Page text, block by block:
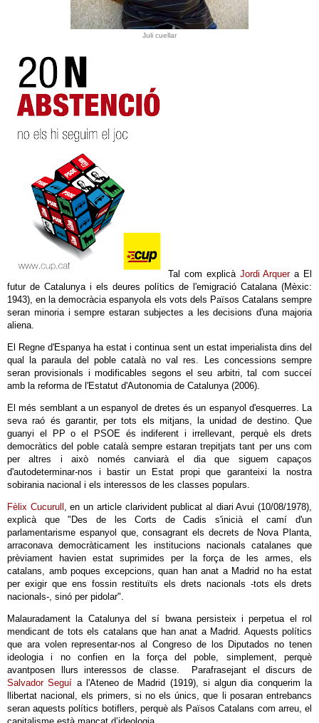
Juli cuellar
Tal com explicà Jordi Arquera El
futur de Catalunya i els deures polítics de l'emigració Catalana (Mèxic:
1943), en la democràcia espanyola els vots dels Països Catalans sempre
seran minoria i sempre estaran subjectes a les decisions d'una majoria
aliena.
El Regne d'Espanya ha estat i continua sent un estat imperialista dins del
qual la paraula del poble català no val res. Les concessions sempre
seran provisionals i modificables segons el seu arbitri, tal com succeí
amb la reforma de l'Estatut d'Autonomia de Catalunya (2006).
El més semblant a un espanyol de dretes és un espanyol d'esquerres. La
seva raó és garantir, per tots els mitjans, la unidad de destino. Que
guanyi el PP o el PSOE és indiferent i irrellevant, perquè els drets
democràtics del poble català sempre estaran trepitjats tant per uns com
per altres i això només canviarà el dia que siguem capaços
d'autodeterminar-nos i bastir un Estat propi que garanteixi la nostra
sobirania nacional i els interessos de les classes populars.
Fèlix Cucurull , en un article clarivident publicat al diariAvui (10/08/1978),
explicà
que "Des de les Corts de Cadis s'inicià el camí d'un
parlamentarisme espanyol que, consagrant els decrets de Nova Planta,
arraconava democràticament les institucions nacionals catalanes que
prèviament havien estat suprimides per la força de les armes, els
catalans, amb poques excepcions, quan han anat a Madrid no ha estat
per exigir que ens fossin restituïts els drets nacionals -tots els drets
nacionals-, sinó per pidolar".
Malauradament la Catalunya del sí bwana persisteix i perpetua el rol
mendicant de tots els catalans que han anat a Madrid. Aquests polítics
que ara volen representar-nos al Congreso de los Diputados no tenen
ideologia i no confien en la força del poble, simplement, perquè
avantposen llurs interessos de classe. Parafrasejant el discurs de
Salvador Seguí a l'Ateneo de Madrid (1919), si algun dia conquerim la
llibertat nacional, els primers, si no els únics, que li posaran entrebancs
seran aquests polítics botiflers, perquè als Països Catalans com arreu, el